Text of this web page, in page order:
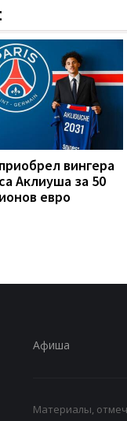
вингера
Аклиуша за 50
евро
Афиша
Материалы,